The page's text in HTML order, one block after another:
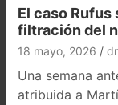
El caso Rufus
filtración del
18 mayo, 2026
Una semana
atribuida a